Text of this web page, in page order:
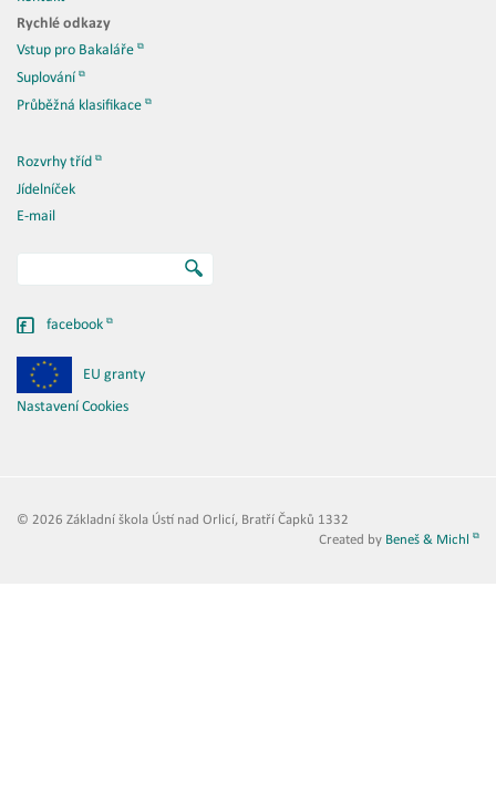
Rychlé odkazy
Vstup pro Bakaláře
Suplování
Průběžná klasifikace
Rozvrhy tříd
Jídelníček
E-mail
facebook
EU granty
Nastavení Cookies
© 2026 Základní škola Ústí nad Orlicí, Bratří Čapků 1332
Created by Beneš & Michl